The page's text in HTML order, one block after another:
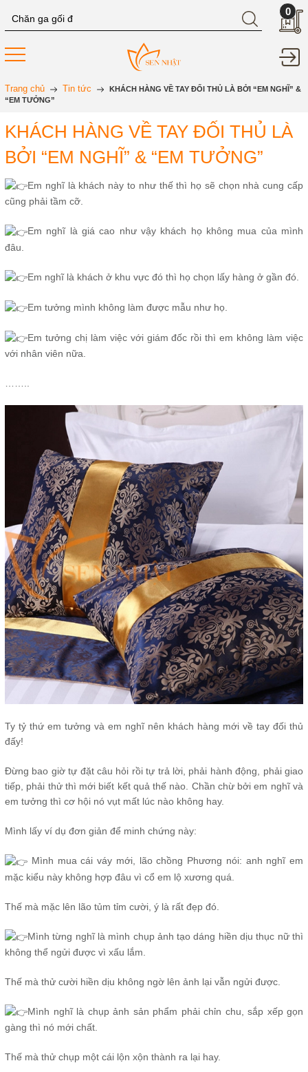
0
Trang chủ Tin tức
KHÁCH HÀNG VỀ TAY ĐỐI THỦ LÀ BỞI “EM NGHĨ” &
“EM TƯỞNG”
KHÁCH HÀNG VỀ TAY ĐỐI THỦ LÀ
BỞI “EM NGHĨ” & “EM TƯỞNG”
Em nghĩ là khách này to như thế thì họ sẽ chọn nhà cung cấp
cũng phải tầm cỡ.
Em nghĩ là giá cao như vậy khách họ không mua của mình
đâu.
Em nghĩ là khách ở khu vực đó thì họ chọn lấy hàng ở gần đó.
Em tưởng mình không làm được mẫu như họ.
Em tưởng chị làm việc với giám đốc rồi thì em không làm việc
với nhân viên nữa.
……..
Ty tỷ thứ em tưởng và em nghĩ nên khách hàng mới về tay đối thủ
đấy!
Đừng bao giờ tự đặt câu hỏi rồi tự trả lời, phải hành động, phải giao
tiếp, phải thử thì mới biết kết quả thế nào. Chần chừ bởi em nghĩ và
em tưởng thì cơ hội nó vụt mất lúc nào không hay.
Mình lấy ví dụ đơn giản để minh chứng này:
Mình mua cái váy mới, lão chồng Phương nói: anh nghĩ em
mặc kiểu này không hợp đâu vì cổ em lộ xương quá.
Thế mà mặc lên lão tủm tỉm cười, ý là rất đẹp đó.
Mình từng nghĩ là mình chụp ảnh tạo dáng hiền dịu thục nữ thì
không thể ngửi được vì xấu lắm.
Thế mà thử cười hiền dịu không ngờ lên ảnh lại vẫn ngửi được.
Mình nghĩ là chụp ảnh sản phẩm phải chỉn chu, sắp xếp gọn
gàng thì nó mới chất.
Thế mà thử chụp một cái lộn xộn thành ra lại hay.